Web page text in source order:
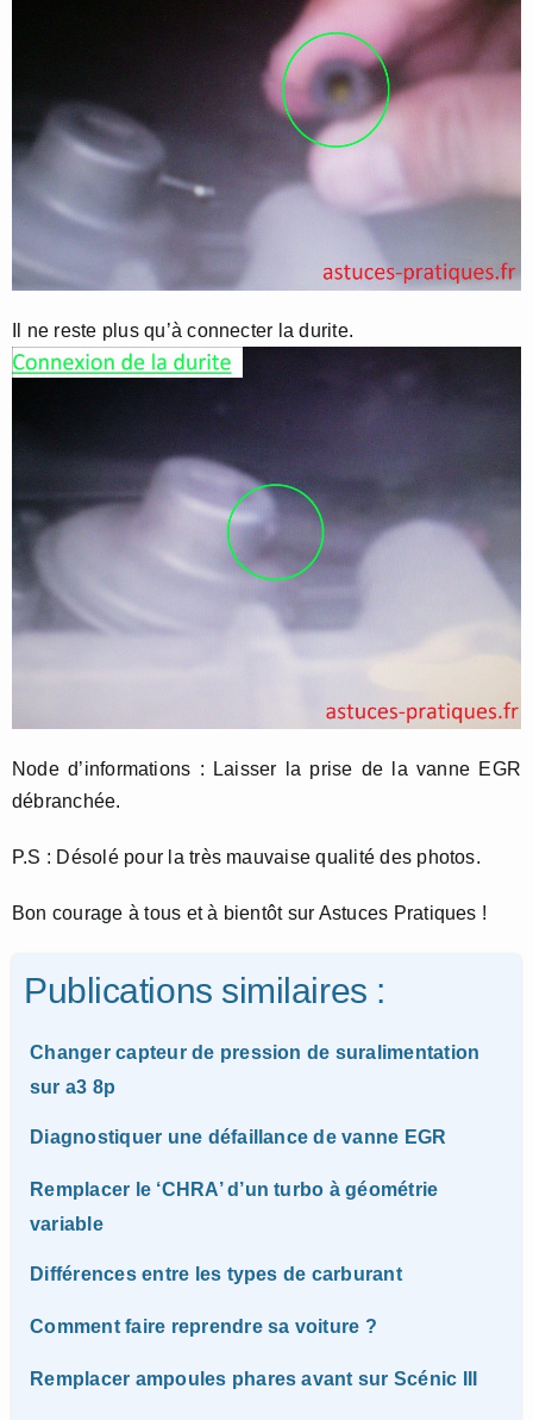
Il ne reste plus qu’à connecter la durite.
Node d’informations : Laisser la prise de la vanne EGR
débranchée.
P.S : Désolé pour la très mauvaise qualité des photos.
Bon courage à tous et à bientôt sur Astuces Pratiques !
Publications similaires :
Changer capteur de pression de suralimentation
sur a3 8p
Diagnostiquer une défaillance de vanne EGR
Remplacer le ‘CHRA’ d’un turbo à géométrie
variable
Différences entre les types de carburant
Comment faire reprendre sa voiture ?
Remplacer ampoules phares avant sur Scénic III